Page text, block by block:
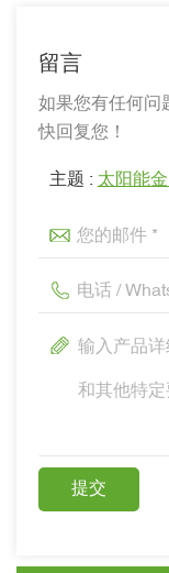
留言
如果您有任何问
快回复您！
主题 : 太阳能